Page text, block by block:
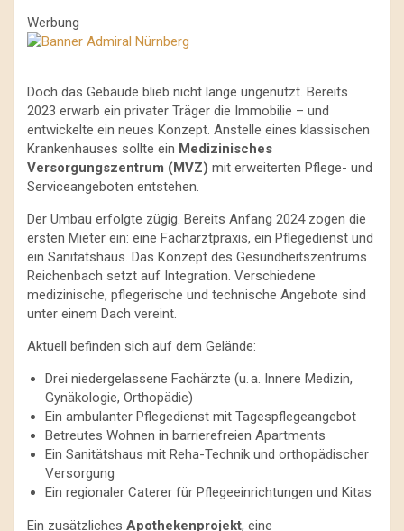
Werbung
Doch das Gebäude blieb nicht lange ungenutzt. Bereits
2023 erwarb ein privater Träger die Immobilie – und
entwickelte ein neues Konzept. Anstelle eines klassischen
Krankenhauses sollte ein Medizinisches
Versorgungszentrum (MVZ) mit erweiterten Pflege- und
Serviceangeboten entstehen.
Der Umbau erfolgte zügig. Bereits Anfang 2024 zogen die
ersten Mieter ein: eine Facharztpraxis, ein Pflegedienst und
ein Sanitätshaus. Das Konzept des Gesundheitszentrums
Reichenbach setzt auf Integration. Verschiedene
medizinische, pflegerische und technische Angebote sind
unter einem Dach vereint.
Aktuell befinden sich auf dem Gelände:
Drei niedergelassene Fachärzte (u. a. Innere Medizin,
Gynäkologie, Orthopädie)
Ein ambulanter Pflegedienst mit Tagespflegeangebot
Betreutes Wohnen in barrierefreien Apartments
Ein Sanitätshaus mit Reha-Technik und orthopädischer
Versorgung
Ein regionaler Caterer für Pflegeeinrichtungen und Kitas
Ein zusätzliches Apothekenprojekt, eine